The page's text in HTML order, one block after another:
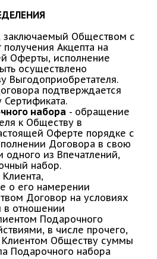
заключаемый Обществом с
Акцепта на
Оферты, исполнение
осуществлено
Выгодоприобретателя.
подтверждается
набора - обращение
к Обществу в
Оферте порядке с
Договора в свою
одного из Впечатлений,
набор.
о его намерении
Договор на условиях
отношении
Подарочного
в числе прочего,
Клиентом Обществу суммы
Подарочного набора